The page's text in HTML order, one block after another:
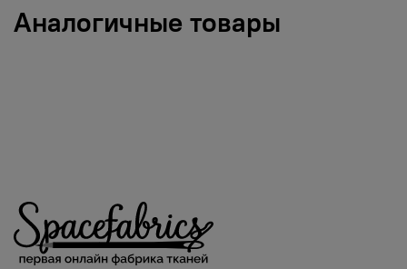
Аналогичные товары